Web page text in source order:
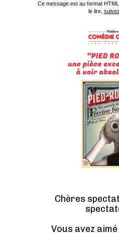
Ce message est au format
le lire,
Chères
Vous avez aimé